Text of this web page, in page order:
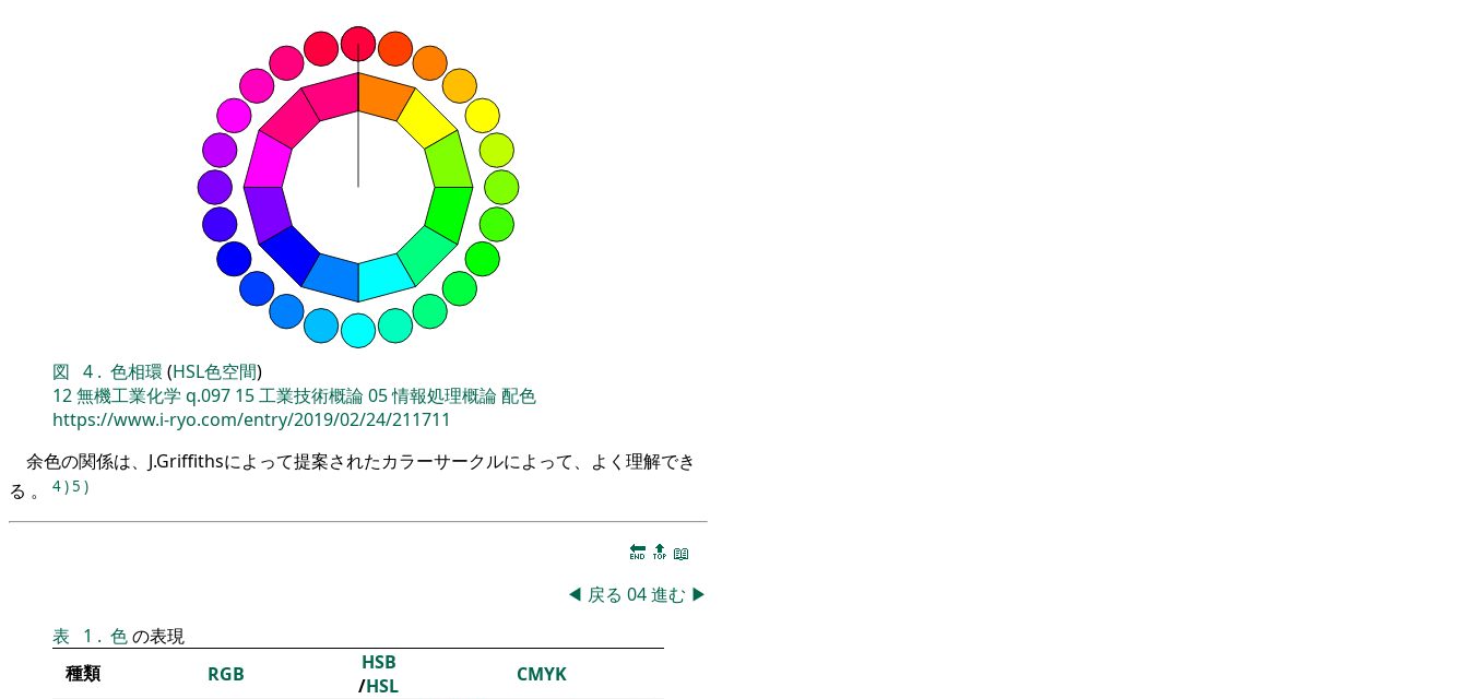
図 4 . 色相環 (HSL色空間)
12無機工業化学 q.097 15工業技術概論05情報処理概論配色
https://www.i-ryo.com/entry/2019/02/24/211711
余色の関係は、J.Griffithsによって提案されたカラーサークルによって、よく理解でき
る 。
4)5 )
🔚 🔝 📖
◀ 戻る 04進む ▶
表
1 . 色の表現
種類
RGB
HSB
/HSL CMYK